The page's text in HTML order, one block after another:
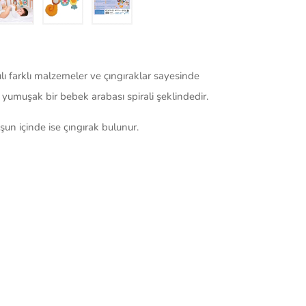
farklı malzemeler ve çıngıraklar sayesinde
bir bebek arabası spirali şeklindedir.
içinde ise çıngırak bulunur.